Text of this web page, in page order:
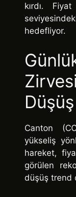
kırdı.
hedefliyor.
Canton
yükseliş
hareket,
görülen
düşüş trend